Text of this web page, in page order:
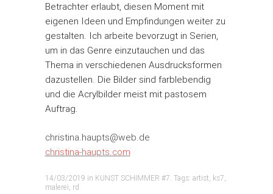
Betrachter erlaubt, diesen Moment mit
eigenen Ideen und Empfindungen weiter zu
gestalten. Ich arbeite bevorzugt in Serien,
um in das Genre einzutauchen und das
Thema in verschiedenen Ausdrucksformen
dazustellen. Die Bilder sind farblebendig
und die Acrylbilder meist mit pastosem
Auftrag.
christina.haupts@web.de
christina-haupts.com
14/03/2019 in KUNST SCHIMMER #7. Tags: artist, ks7,
malerei, rd